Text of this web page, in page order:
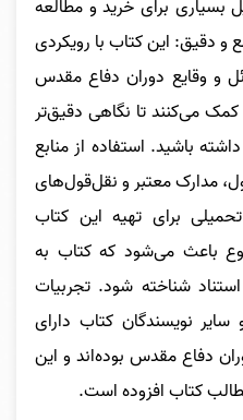
برای خرید و مطالعه
و دقیق: این کتاب با رویکردی
و وقایع دوران دفاع مقدس
می‌کنند تا نگاهی دقیق‌تر
باشید. استفاده از منابع
مدارک معتبر و نقل‌قول‌های
برای تهیه این کتاب
باعث می‌شود که کتاب به
شناخته شود. تجربیات
نویسندگان کتاب دارای
دفاع مقدس بوده‌اند و این
کتاب افزوده است.